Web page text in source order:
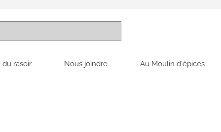
rasoir Nous joindre Au Moulin d'épices